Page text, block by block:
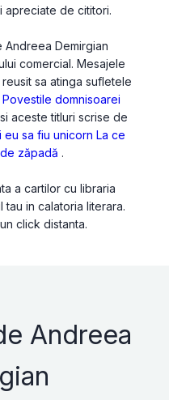
apreciate de cititori.
Andreea Demirgian
comercial. Mesajele
sa atinga sufletele
Povestile domnisoarei
aceste titluri scrise de
eu sa fiu unicorn La ce
zăpadă .
a cartilor cu libraria
in calatoria literara.
click distanta.
Andreea